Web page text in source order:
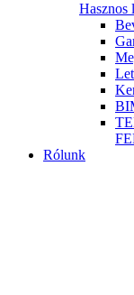
Hasznos
Rólunk